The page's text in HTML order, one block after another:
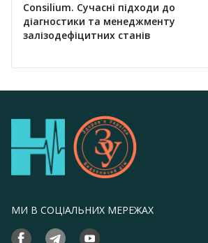
Consilium. Сучасні підходи до
діагностики та менеджменту
залізодефіцитних станів
МИ В СОЦІАЛЬНИХ МЕРЕЖАХ